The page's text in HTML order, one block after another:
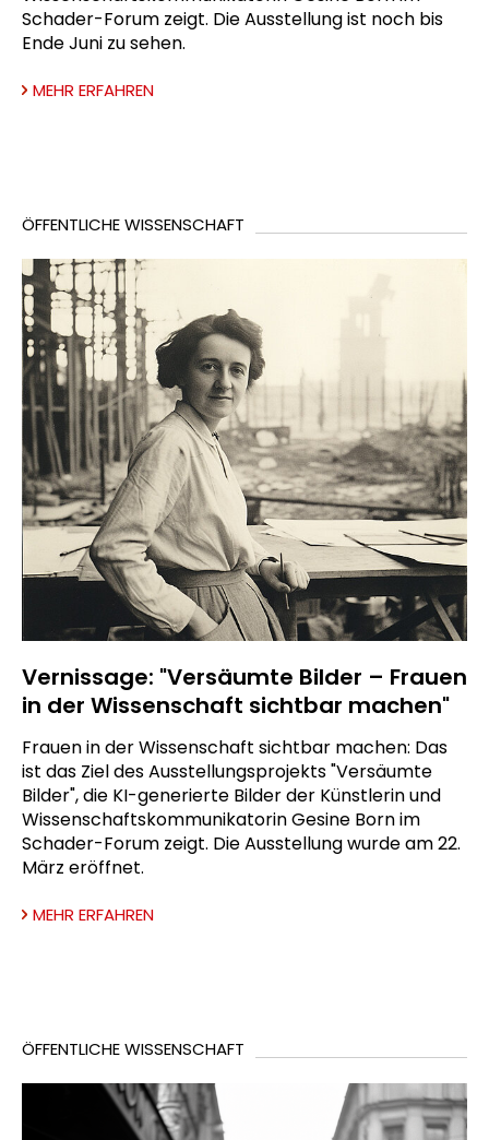
Schader-Forum zeigt. Die Ausstellung ist noch bis
Ende Juni zu sehen.
MEHR ERFAHREN
ÖFFENTLICHE WISSENSCHAFT
Vernissage: "Versäumte Bilder – Frauen
in der Wissenschaft sichtbar machen"
Frauen in der Wissenschaft sichtbar machen: Das
ist das Ziel des Ausstellungsprojekts "Versäumte
Bilder", die KI-generierte Bilder der Künstlerin und
Wissenschaftskommunikatorin Gesine Born im
Schader-Forum zeigt. Die Ausstellung wurde am 22.
März eröffnet.
MEHR ERFAHREN
ÖFFENTLICHE WISSENSCHAFT